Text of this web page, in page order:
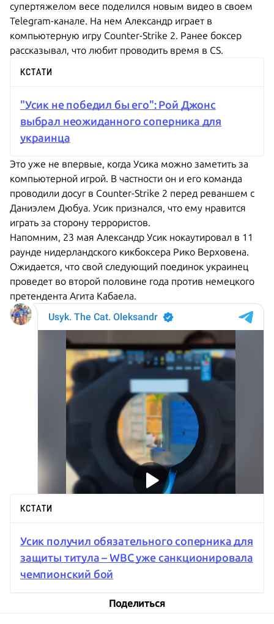
супертяжелом весе поделился новым видео в своем
Telegram-канале. На нем Александр играет в
компьютерную игру Counter-Strike 2. Ранее боксер
рассказывал, что любит проводить время в CS.
КСТАТИ
"Усик не победил бы его": Рой Джонс
выбрал неожиданного соперника для
украинца
Это уже не впервые, когда Усика можно заметить за
компьютерной игрой. В частности он и его команда
проводили досуг в Counter-Strike 2 перед реваншем с
Даниэлем Дюбуа. Усик признался, что ему нравится
играть за сторону террористов.
Напомним, 23 мая Александр Усик нокаутировал в 11
раунде нидерландского кикбоксера Рико Верховена.
Ожидается, что свой следующий поединок украинец
проведет во второй половине года против немецкого
претендента Агита Кабаела.
КСТАТИ
Усик получил обязательного соперника для
защиты титула – WBC уже санкционировала
чемпионский бой
Поделиться